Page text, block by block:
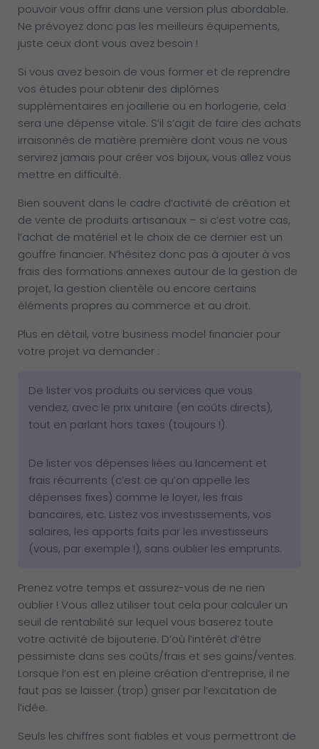
pouvoir vous offrir dans une version plus abordable.
Ne prévoyez donc pas les meilleurs équipements,
juste ceux dont vous avez besoin !
Si vous avez besoin de vous former et de reprendre
vos études pour obtenir des diplômes
supplémentaires en joaillerie ou en horlogerie, cela
sera une dépense vitale. S’il s’agit de faire des achats
irraisonnés de matière première dont vous ne vous
servirez jamais pour créer vos bijoux, vous allez vous
mettre en difficulté.
Bien souvent dans le cadre d’activité de création et
de vente de produits artisanaux – si c’est votre cas,
l’achat de matériel et le choix de ce dernier est un
gouffre financier. N’hésitez donc pas à ajouter à vos
frais des formations annexes autour de la gestion de
projet, la gestion clientèle ou encore certains
éléments propres au commerce et au droit.
Plus en détail, votre business model financier pour
votre projet va demander :
De lister vos produits ou services que vous
vendez, avec le prix unitaire (en coûts directs),
tout en parlant hors taxes (toujours !).
De lister vos dépenses liées au lancement et
frais récurrents (c’est ce qu’on appelle les
dépenses fixes) comme le loyer, les frais
bancaires, etc. Listez vos investissements, vos
salaires, les apports faits par les investisseurs
(vous, par exemple !), sans oublier les emprunts.
Prenez votre temps et assurez-vous de ne rien
oublier ! Vous allez utiliser tout cela pour calculer un
seuil de rentabilité sur lequel vous baserez toute
votre activité de bijouterie. D’où l’intérêt d’être
pessimiste dans ses coûts/frais et ses gains/ventes.
Lorsque l’on est en pleine création d’entreprise, il ne
faut pas se laisser (trop) griser par l’excitation de
l’idée.
Seuls les chiffres sont fiables et vous permettront de